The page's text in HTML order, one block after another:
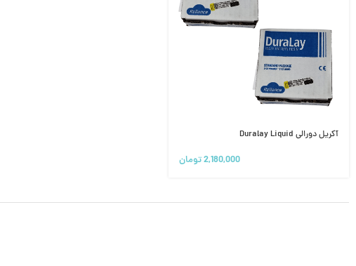
آکریل دورالی Duralay Liquid
2,180,000تومان